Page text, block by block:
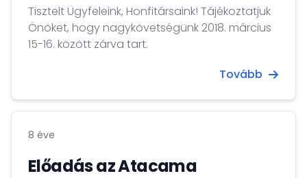
Tisztelt Ügyfeleink, Honfitársaink! Tájékoztatjuk
Önöket, hogy nagykövetségünk 2018. március
15-16. között zárva tart.
Tovább
8 éve
Előadás az Atacama